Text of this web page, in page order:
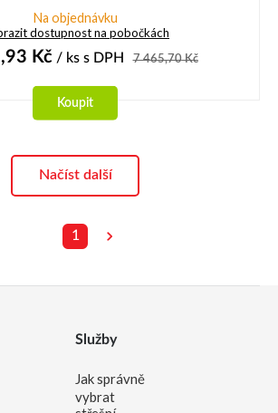
Na objednávku
dostupnost na pobočkách
Kč/ ks s DPH 7 465,70Kč
Koupit
Načíst další
1
Služby
Jak správně
vybrat